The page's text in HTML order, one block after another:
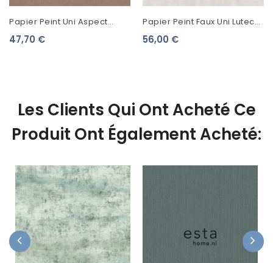
Papier Peint Uni Aspect
Tissu Linen Praline 68522766
47,70 €
Papier Peint Faux Uni Lutece
Cannage Gris Pâle 51220109
56,00 €
Les Clients Qui Ont Acheté Ce
Produit Ont Également Acheté: